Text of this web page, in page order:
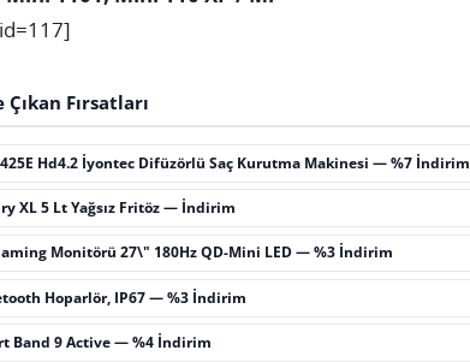
Fırsatları
Hd4.2 İyontec Difüzörlü Saç Kurutma Makinesi — %7 İndirim
XL 5 Lt Yağsız Fritöz — İndirim
Monitörü 27\" 180Hz QD-Mini LED — %3 İndirim
Hoparlör, IP67 — %3 İndirim
Band 9 Active — %4 İndirim